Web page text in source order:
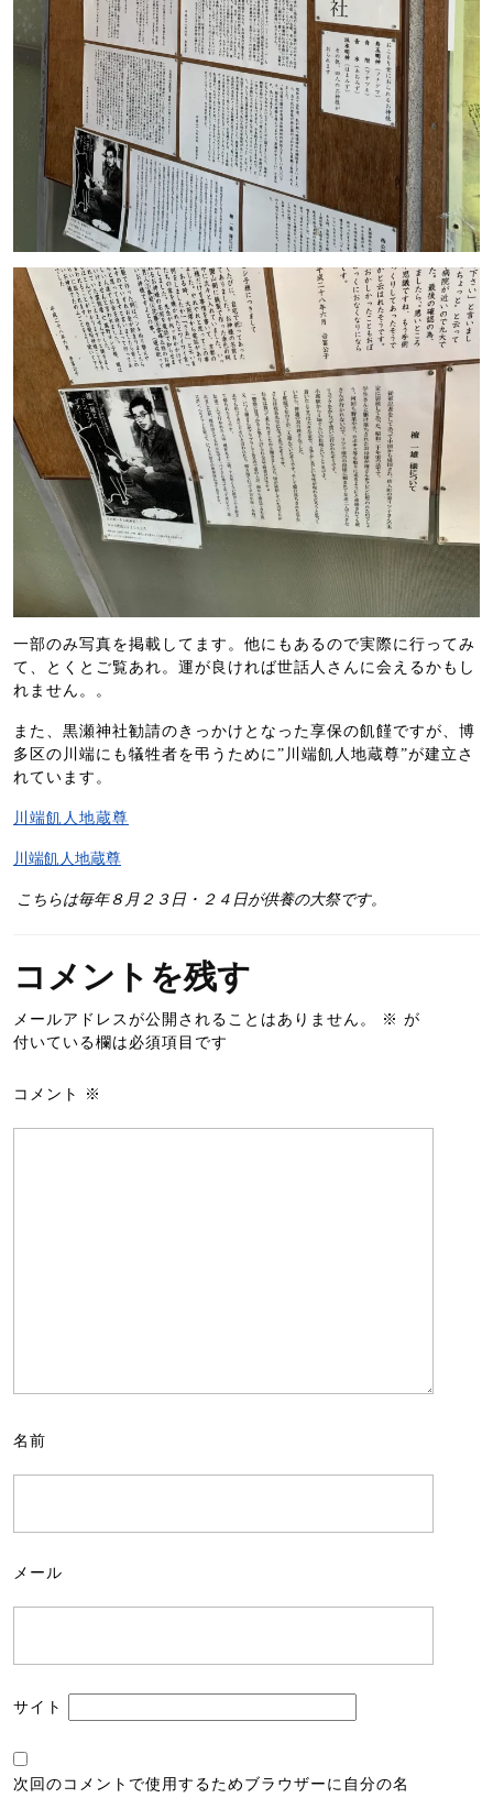
一部のみ写真を掲載してます。他にもあるので実際に行ってみ
て、とくとご覧あれ。運が良ければ世話人さんに会えるかもし
れません。。
また、黒瀬神社勧請のきっかけとなった享保の飢饉ですが、博
多区の川端にも犠牲者を弔うために”川端飢人地蔵尊”が建立さ
れています。
川端飢人地蔵尊
川端飢人地蔵尊
こちらは毎年８月２３日・２４日が供養の大祭です。
コメントを残す
メールアドレスが公開されることはありません。 ※ が
付いている欄は必須項目です
コメント ※
名前
メール
サイト
次回のコメントで使用するためブラウザーに自分の名